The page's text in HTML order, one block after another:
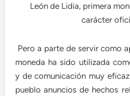
León de Lidia, primera
carácter
Pero a parte de servir como
moneda ha sido utilizada
y de comunicación muy
pueblo anuncios de hechos